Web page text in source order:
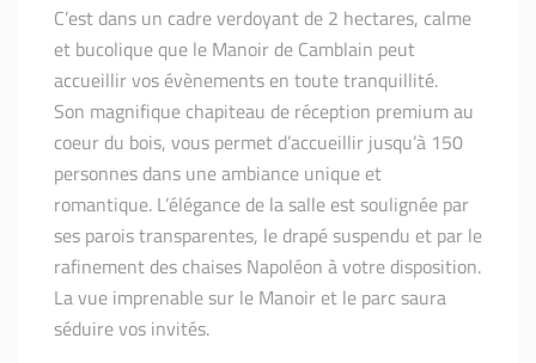
C’est dans un cadre verdoyant de 2 hectares, calme
et bucolique que le Manoir de Camblain peut
accueillir vos évènements en toute tranquillité.
Son magnifique chapiteau de réception premium au
coeur du bois, vous permet d’accueillir jusqu’à 150
personnes dans une ambiance unique et
romantique. L’élégance de la salle est soulignée par
ses parois transparentes, le drapé suspendu et par le
rafinement des chaises Napoléon à votre disposition.
La vue imprenable sur le Manoir et le parc saura
séduire vos invités.